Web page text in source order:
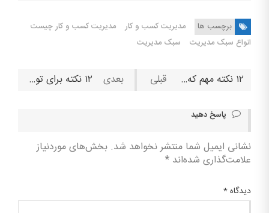
برچسب ها مدیریت کسب و کار
مدیریت کسب و کار چیست
انواع سبک مدیریت
سبک مدیریت
۱۲ نکته مهم که کمک می‌کند تا شانس پذیرش شما در یک شتاب دهنده استارتاپ افرایش یابد. ۱۲ نکته برای تولید محتوای شبکه های اجتماعی که به کسب‌وکارتان رونق می‌دهد.
پاسخ دهید
نشانی ایمیل شما منتشر نخواهد شد. بخش‌های موردنیاز
علامت‌گذاری شده‌اند *
دیدگاه*